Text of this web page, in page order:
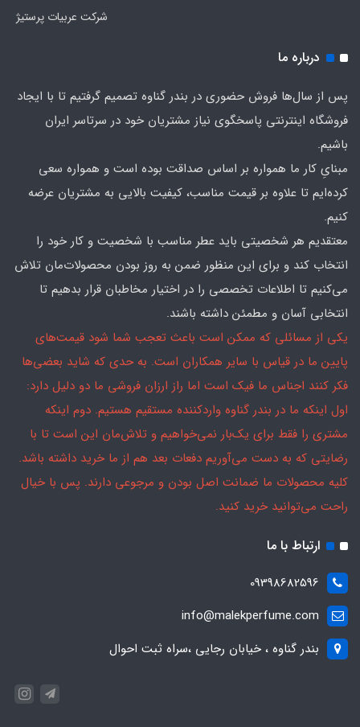
شرکت عربیات پرستیژ
درباره ما
پس از سال‌ها فروش حضوری در بندر گناوه تصمیم گرفتیم تا با ایجاد
فروشگاه اینترنتی پاسخگوی نیاز مشتریان خود در سرتاسر ایران
باشیم.
مبنایِ کار ما همواره بر اساس صداقت بوده است و همواره سعی
کرده‌ایم تا علاوه بر قیمت مناسب، کیفیت بالایی به مشتریان عرضه
کنیم.
معتقدیم هر شخصیتی باید عطر مناسب با شخصیت و کار خود را
انتخاب کند و برای این منظور ضمن به روز بودن محصولات‌مان تلاش
می‌کنیم تا اطلاعات تخصصی را در اختیار مخاطبان قرار بدهیم تا
انتخابی آسان و مطمئن داشته باشند.
یکی از مسائلی که ممکن است باعث تعجب شما شود قیمت‌های
پایین ما در قیاس با سایر همکاران است. به حدی که شاید بعضی‌ها
فکر کنند اجناس ما فیک است اما راز ارزان فروشی ما دو دلیل دارد:
اول اینکه ما در بندر گناوه واردکننده مستقیم هستیم. دوم اینکه
مشتری را فقط برای یک‌بار نمی‌خواهیم و تلاش‌مان این است تا با
رضایتی که به دست می‌آوریم دفعات بعد هم از ما خرید داشته باشد.
کلیه محصولات ما ضمانت اصل بودن و مرجوعی دارند. پس با خیال
راحت می‌توانید خرید کنید.
ارتباط با ما
09398682596
info@malekperfume.com
بندر گناوه ، خیابان رجایی ،سراه ثبت احوال